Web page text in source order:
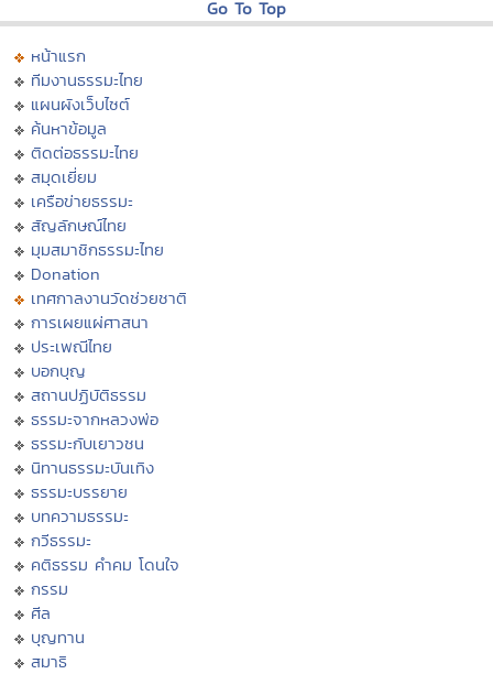
Go To Top
หน้าแรก
ทีมงานธรรมะไทย
แผนผังเว็บไซต์
ค้นหาข้อมูล
ติดต่อธรรมะไทย
สมุดเยี่ยม
เครือข่ายธรรมะ
สัญลักษณ์ไทย
มุมสมาชิกธรรมะไทย
Donation
เทศกาลงานวัดช่วยชาติ
การเผยแผ่ศาสนา
ประเพณีไทย
บอกบุญ
สถานปฏิบัติธรรม
ธรรมะจากหลวงพ่อ
ธรรมะกับเยาวชน
นิทานธรรมะบันเทิง
ธรรมะบรรยาย
บทความธรรมะ
กวีธรรมะ
คติธรรม คำคม โดนใจ
กรรม
ศีล
บุญทาน
สมาธิ